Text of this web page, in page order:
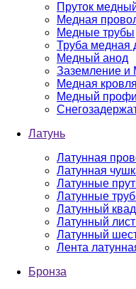
Пруток
Медная
Медные трубы
Труба медная
Медный анод
Заземление и
Медная кровля
Медный
Латунь
Латунная
Латунная
Латунные
Латунные
Латунный
Латунный
Латунный
Лента
Бронза